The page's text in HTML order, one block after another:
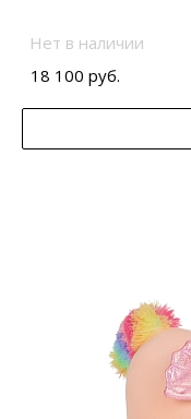
Нет в наличии
18 100 руб.